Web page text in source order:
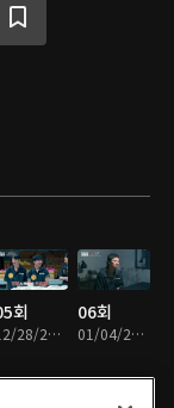
회
12/28/2024 • 1시간 21분
06회
01/04/2025 • 1시간 25분